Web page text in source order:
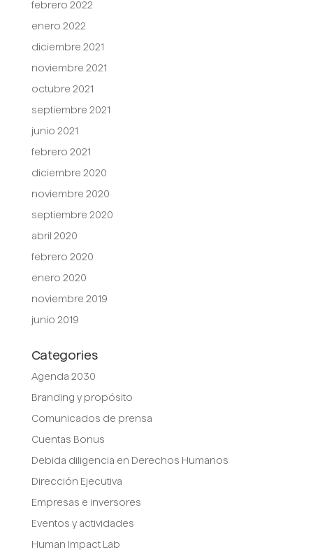
febrero 2022
enero 2022
diciembre 2021
noviembre 2021
octubre 2021
septiembre 2021
junio 2021
febrero 2021
diciembre 2020
noviembre 2020
septiembre 2020
abril 2020
febrero 2020
enero 2020
noviembre 2019
junio 2019
Categories
Agenda 2030
Branding y propósito
Comunicados de prensa
Cuentas Bonus
Debida diligencia en Derechos Humanos
Dirección Ejecutiva
Empresas e inversores
Eventos y actividades
Human Impact Lab